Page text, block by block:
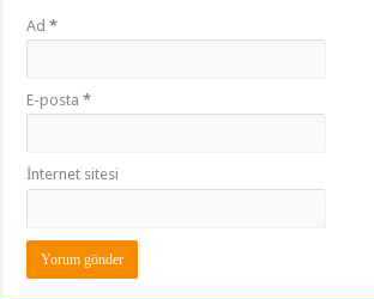
Ad*
E-posta*
İnternet sitesi